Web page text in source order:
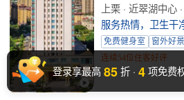
上栗 · 近翠湖中心
服务热情，卫生干
免费健身室 窗外好景
连续54位住客好评
登录享最高 85 折 · 4 项免费